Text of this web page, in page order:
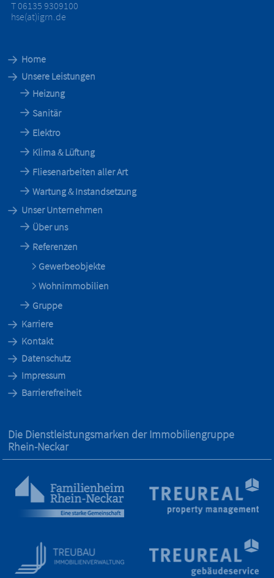
T 06135 9309100
hse(at)igrn.de
Home
Unsere Leistungen
Heizung
Sanitär
Elektro
Klima & Lüftung
Fliesenarbeiten aller Art
Wartung & Instandsetzung
Unser Unternehmen
Über uns
Referenzen
Gewerbeobjekte
Wohnimmobilien
Gruppe
Karriere
Kontakt
Datenschutz
Impressum
Barrierefreiheit
Die Dienstleistungs­marken der Immobilien­gruppe
Rhein-Neckar